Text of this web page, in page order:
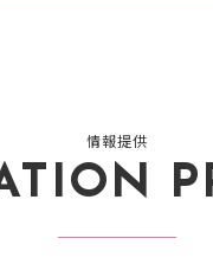
情報提供